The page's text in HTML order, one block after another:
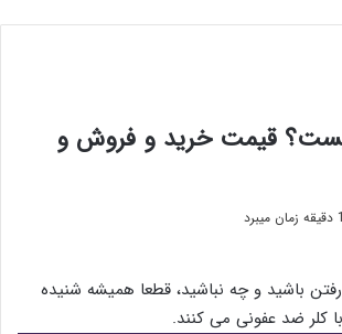
قیمت خرید و فروش و
باشید و چه نباشید، قطعا همیشه شنیده
کلر ضد عفونی می کنند.